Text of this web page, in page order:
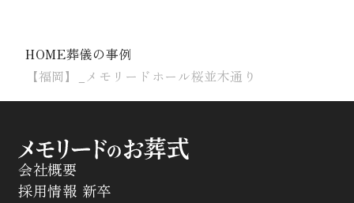
HOME葬儀の事例
【福岡】_メモリードホール桜並木通り
会社概要
採用情報 新卒